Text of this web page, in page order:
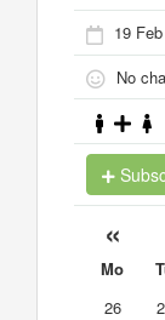
19
No
«
Mo
26